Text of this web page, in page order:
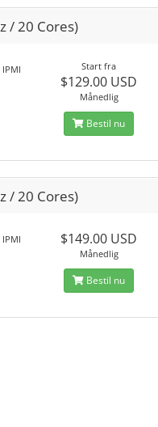
/ 20 Cores)
Start fra
$129.00 USD
Månedlig
Bestil nu
/ 20 Cores)
$149.00 USD
Månedlig
Bestil nu